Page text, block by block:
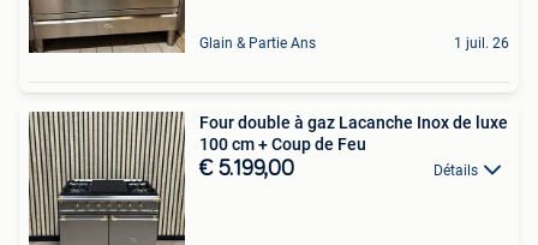
Glain & Partie Ans 1 juil. 26
Four double à gaz Lacanche Inox de luxe
100 cm + Coup de Feu
€ 5.199,00 Détails